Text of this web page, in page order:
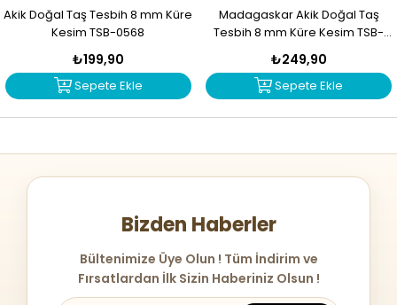
Akik Doğal Taş Tesbih 8 mm Küre
Kesim TSB-0568
₺199,90
Sepete Ekle
Madagaskar Akik Doğal Taş
Tesbih 8 mm Küre Kesim TSB-
0567
₺249,90
Sepete Ekle
Bizden Haberler
Bültenimize Üye Olun ! Tüm İndirim ve
Fırsatlardan İlk Sizin Haberiniz Olsun !